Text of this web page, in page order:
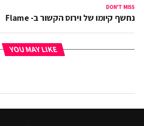
DON'T MISS
נחשף קיומו של וירוס הקשור ב- Flame
YOU MAY LIKE